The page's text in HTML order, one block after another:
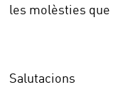
les molèsties que
Salutacions